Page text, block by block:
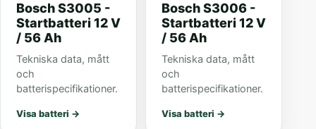
Bosch S3005 -
Startbatteri 12 V
/ 56 Ah
Tekniska data, mått
och
batterispecifikationer.
Visa batteri →
Bosch S3006 -
Startbatteri 12 V
/ 56 Ah
Tekniska data, mått
och
batterispecifikationer.
Visa batteri →